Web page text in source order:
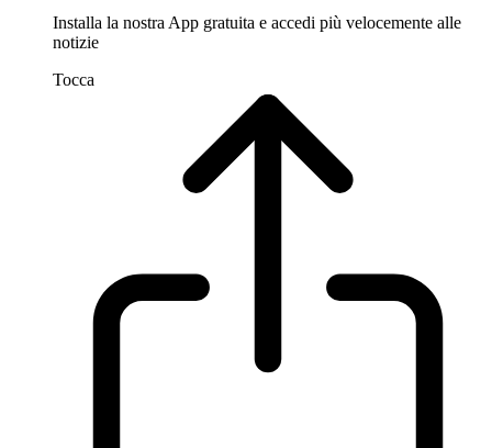
Installa la nostra App gratuita e accedi più velocemente alle
notizie
Tocca